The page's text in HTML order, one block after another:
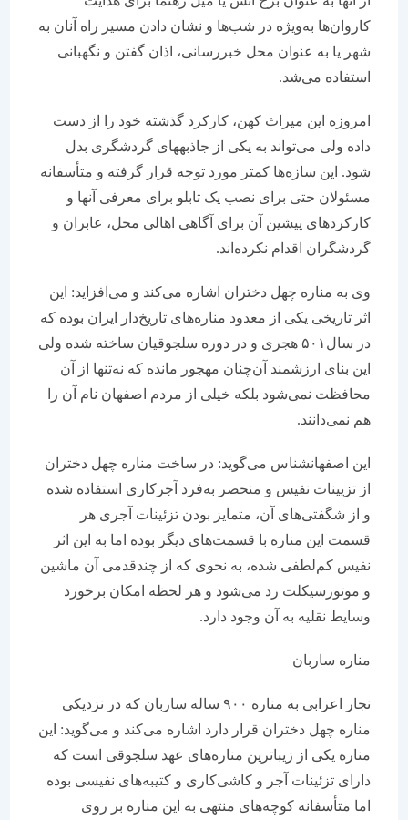
کاروان‌‌ها به‌ویژه در شب‌ها و نشان دادن مسیر راه آنان به
شهر یا به عنوان محل خبررسانی، اذان گفتن و نگهبانی
استفاده می‌شد.
امروزه این میراث کهن، کارکرد گذشته خود را از دست
داده ولی می‌تواند به یکی از جاذبه‎های گردشگری بدل
شود. این سازه‌ها کمتر مورد توجه قرار گرفته و متأسفانه
مسئولان حتی برای نصب یک تابلو برای معرفی آنها و
کارکردهای پیشین آن برای آگاهی اهالی محل، عابران و
گردشگران اقدام نکرده‌اند.
وی به مناره چهل دختران اشاره می‌کند و می‌افزاید: این
اثر تاریخی یکی از معدود مناره‌های تاریخ‌دار ایران بوده که
در سال۵۰۱ هجری و در دوره سلجوقیان ساخته شده ولی
این بنای ارزشمند آن‌چنان مهجور مانده که نه‌تنها از آن
محافظت نمی‌شود بلکه خیلی از مردم اصفهان نام آن را
هم نمی‌دانند.
این اصفهان‎شناس می‌گوید: در ساخت مناره چهل دختران
از تزیینات نفیس و منحصر به‌فرد آجرکاری استفاده شده
و از شگفتی‌های آن، متمایز بودن تزئینات آجری هر
قسمت این مناره با قسمت‌های دیگر بوده اما به این اثر
نفیس کم‌لطفی شده، به نحوی که از چندقدمی آن ماشین
و موتورسیکلت رد می‌شود و هر لحظه امکان برخورد
وسایط نقلیه به آن وجود دارد.
مناره ساربان
نجار اعرابی به مناره ۹۰۰ ساله ساربان که در نزدیکی
مناره چهل دختران قرار دارد اشاره می‌کند و می‌گوید: این
مناره یکی از زیباترین مناره‌‌های عهد سلجوقی است که
دارای تزئینات آجر و کاشی‌کاری و کتیبه‌های نفیسی بوده
اما متأسفانه کوچه‌های منتهی به این مناره بر روی